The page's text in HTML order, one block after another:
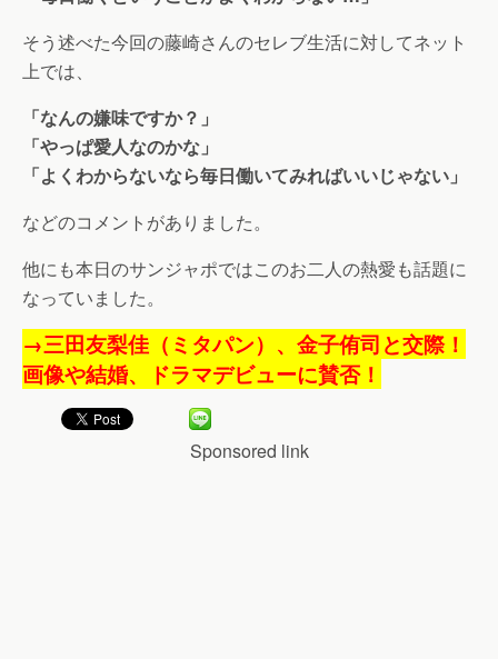
そう述べた今回の藤崎さんのセレブ生活に対してネット
上では、
「なんの嫌味ですか？」
「やっぱ愛人なのかな」
「よくわからないなら毎日働いてみればいいじゃない」
などのコメントがありました。
他にも本日のサンジャポではこのお二人の熱愛も話題に
なっていました。
→三田友梨佳（ミタパン）、金子侑司と交際！
画像や結婚、ドラマデビューに賛否！
Sponsored link